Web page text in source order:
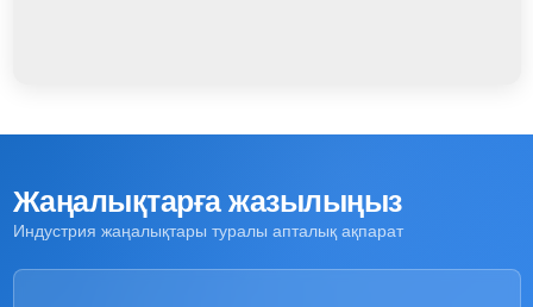
Жаңалықтарға жазылыңыз
Индустрия жаңалықтары туралы апталық ақпарат